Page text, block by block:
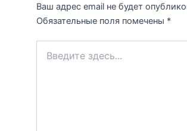
Ваш адрес email не будет
Обязательные поля помечены *
здесь...